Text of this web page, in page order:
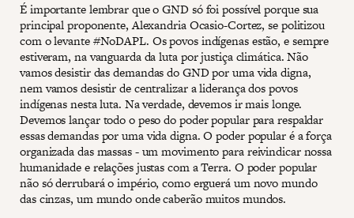
É importante lembrar que o GND só foi possível porque sua
principal proponente, Alexandria Ocasio-Cortez, se politizou
com o levante #NoDAPL. Os povos indígenas estão, e sempre
estiveram, na vanguarda da luta por justiça climática. Não
vamos desistir das demandas do GND por uma vida digna,
nem vamos desistir de centralizar a liderança dos povos
indígenas nesta luta. Na verdade, devemos ir mais longe.
Devemos lançar todo o peso do poder popular para respaldar
essas demandas por uma vida digna. O poder popular é a força
organizada das massas - um movimento para reivindicar nossa
humanidade e relações justas com a Terra. O poder popular
não só derrubará o império, como erguerá um novo mundo
das cinzas, um mundo onde caberão muitos mundos.